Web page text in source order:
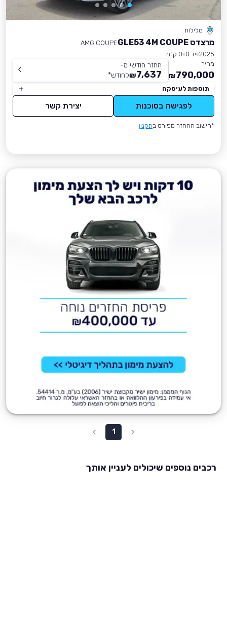
מלילות
מרצדס GLE53 4M COUPE
AMG COUPE
2025 יד 0
0 ק״מ
מחיר
790,000
₪
החזר חודשי מ-
7,637
₪לחודש*
תוספות לעיסקה
לפגישה בסוכנות יצירת קשר
*חישוב ההחזר מפורט בתקנון
1
רכבים נוספים שיכולים לעניין אותך